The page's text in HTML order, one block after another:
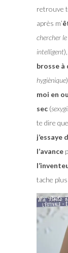
retrouve
après m’
chercher
intelligent
brosse à
hygiènique
moi en
sec(
te dire
j’essaye
l’avance
tache